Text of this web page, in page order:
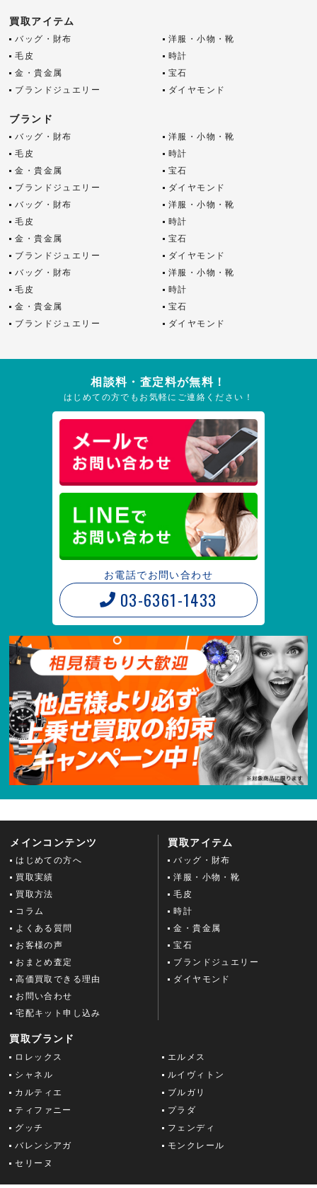
買取アイテム
バッグ・財布
洋服・小物・靴
毛皮
時計
金・貴金属
宝石
ブランドジュエリー
ダイヤモンド
ブランド
バッグ・財布
洋服・小物・靴
毛皮
時計
金・貴金属
宝石
ブランドジュエリー
ダイヤモンド
バッグ・財布
洋服・小物・靴
毛皮
時計
金・貴金属
宝石
ブランドジュエリー
ダイヤモンド
バッグ・財布
洋服・小物・靴
毛皮
時計
金・貴金属
宝石
ブランドジュエリー
ダイヤモンド
相談料・査定料が無料！
はじめての方でもお気軽にご連絡ください！
お電話でお問い合わせ
03-6361-1433
メインコンテンツ
はじめての方へ
買取実績
買取方法
コラム
よくある質問
お客様の声
おまとめ査定
高価買取できる理由
お問い合わせ
宅配キット申し込み
買取アイテム
バッグ・財布
洋服・小物・靴
毛皮
時計
金・貴金属
宝石
ブランドジュエリー
ダイヤモンド
買取ブランド
ロレックス
エルメス
シャネル
ルイヴィトン
カルティエ
ブルガリ
ティファニー
プラダ
グッチ
フェンディ
バレンシアガ
モンクレール
セリーヌ